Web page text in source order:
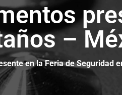
–
en la Feria de Seguridad